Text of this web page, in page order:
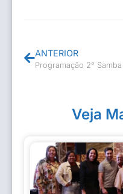
ANTERIOR
Veja